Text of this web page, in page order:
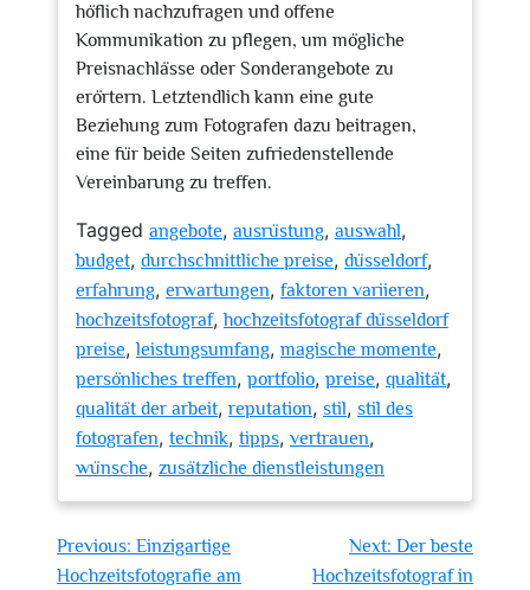
höflich nachzufragen und offene
Kommunikation zu pflegen, um mögliche
Preisnachlässe oder Sonderangebote zu
erörtern. Letztendlich kann eine gute
Beziehung zum Fotografen dazu beitragen,
eine für beide Seiten zufriedenstellende
Vereinbarung zu treffen.
Tagged angebote, ausrüstung, auswahl,
budget, durchschnittliche preise, düsseldorf,
erfahrung, erwartungen, faktoren variieren,
hochzeitsfotograf,hochzeitsfotograf düsseldorf
preise,leistungsumfang, magische momente,
persönliches treffen, portfolio, preise, qualität,
qualität der arbeit, reputation, stil, stil des
fotografen, technik, tipps, vertrauen,
wünsche, zusätzliche dienstleistungen
Beitragsnavigation
Previous: Einzigartige
Hochzeitsfotografie am
Next: Der beste
Hochzeitsfotograf in